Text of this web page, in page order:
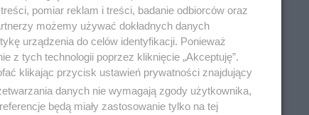
pomiar reklam i treści, badanie odbiorców oraz
możemy używać dokładnych danych
urządzenia do celów identyfikacji. Ponieważ
z tych technologii poprzez kliknięcie „Akceptuję”.
klikając przycisk ustawień prywatności znajdujący
danych nie wymagają zgody użytkownika,
będą miały zastosowanie tylko na tej